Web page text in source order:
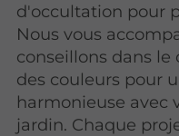
d'occultation pour
Nous vous
conseillons dans
des couleurs pour
harmonieuse avec
jardin. Chaque